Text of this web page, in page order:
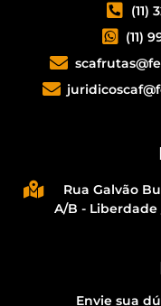
(11)
(11)
Rua Galvão
A/B - Liberdade
Envie sua